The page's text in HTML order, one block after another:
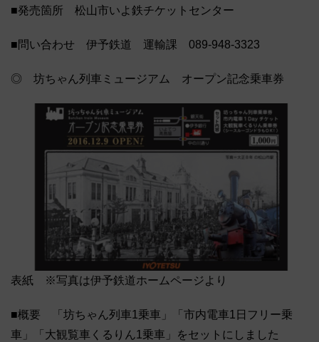
■発売箇所 松山市いよ鉄チケットセンター
■問い合わせ 伊予鉄道 運輸課 089-948-3323
◎ 坊ちゃん列車ミュージアム オープン記念乗車券
表紙 ※写真は伊予鉄道ホームページより
■概要 「坊ちゃん列車1乗車」「市内電車1日フリー乗
車」「大観覧車くるりん1乗車」をセットにしました